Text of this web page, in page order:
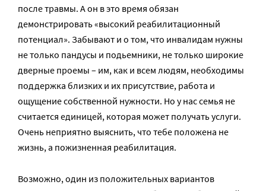
после травмы. А он в это время обязан
демонстрировать «высокий реабилитационный
потенциал». Забывают и о том, что инвалидам нужны
не только пандусы и подьемники, не только широкие
дверные проемы – им, как и всем людям, необходимы
поддержка близких и их присутствие, работа и
ощущение собственной нужности. Но у нас семья не
считается единицей, которая может получать услуги.
Очень неприятно выяснить, что тебе положена не
жизнь, а пожизненная реабилитация.
Возможно, один из положительных вариантов